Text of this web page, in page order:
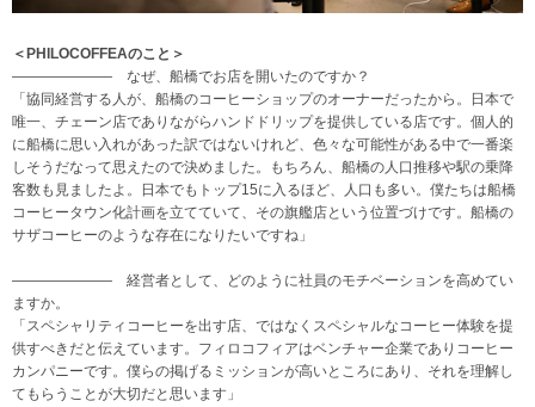
＜PHILOCOFFEAのこと＞
——————— なぜ、船橋でお店を開いたのですか？
「協同経営する人が、船橋のコーヒーショップのオーナーだったから。日本で
唯一、チェーン店でありながらハンドドリップを提供している店です。個人的
に船橋に思い入れがあった訳ではないけれど、色々な可能性がある中で一番楽
しそうだなって思えたので決めました。もちろん、船橋の人口推移や駅の乗降
客数も見ましたよ。日本でもトップ15に入るほど、人口も多い。僕たちは船橋
コーヒータウン化計画を立てていて、その旗艦店という位置づけです。船橋の
サザコーヒーのような存在になりたいですね」
——————— 経営者として、どのように社員のモチベーションを高めてい
ますか。
「スペシャリティコーヒーを出す店、ではなくスペシャルなコーヒー体験を提
供すべきだと伝えています。フィロコフィアはベンチャー企業でありコーヒー
カンパニーです。僕らの掲げるミッションが高いところにあり、それを理解し
てもらうことが大切だと思います」